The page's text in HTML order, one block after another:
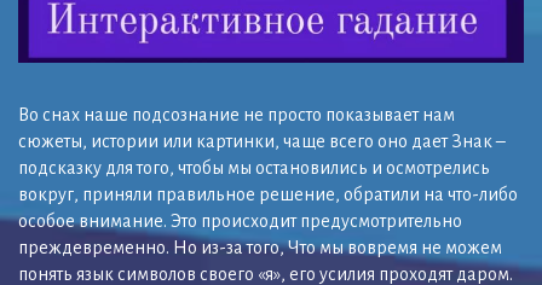
Во снах наше подсознание не просто показывает нам
сюжеты, истории или картинки, чаще всего оно дает Знак –
подсказку для того, чтобы мы остановились и осмотрелись
вокруг, приняли правильное решение, обратили на что-либо
особое внимание. Это происходит предусмотрительно
преждевременно. Но из-за того, Что мы вовремя не можем
понять язык символов своего «я», его усилия проходят даром.